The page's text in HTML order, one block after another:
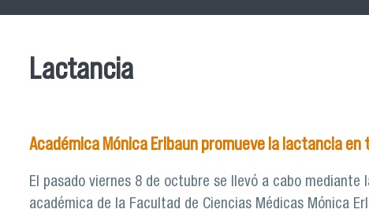
Lactancia
Académica Mónica Erlbaun promueve la lactancia
El pasado viernes 8 de octubre se llevó a cabo
académica de la Facultad de Ciencias Médicas Mónica